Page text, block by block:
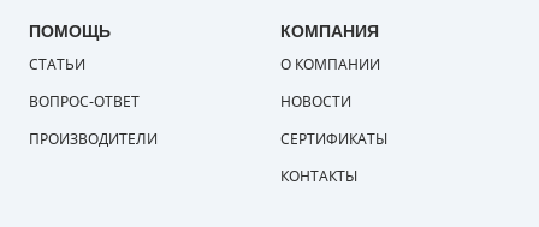
ПОМОЩЬ
СТАТЬИ
ВОПРОС-ОТВЕТ
ПРОИЗВОДИТЕЛИ
КОМПАНИЯ
О КОМПАНИИ
НОВОСТИ
СЕРТИФИКАТЫ
КОНТАКТЫ